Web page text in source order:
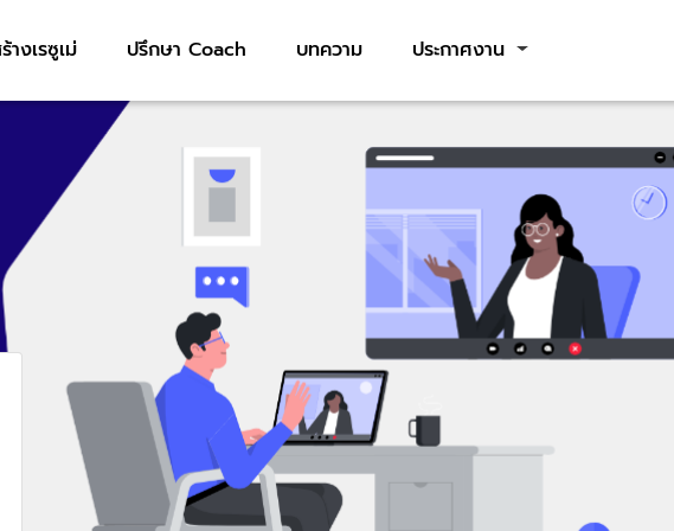
างเรซูเม่ ปรึกษา Coach บทความ ประกาศงาน